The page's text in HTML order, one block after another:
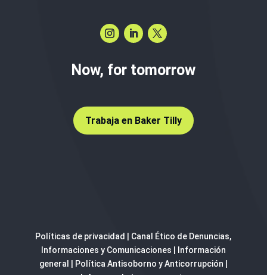
Now, for tomorrow
Trabaja en Baker Tilly
Políticas de privacidad
Canal Ético de Denuncias,
Informaciones y Comunicaciones
Información
general
Política Antisoborno y Anticorrupción